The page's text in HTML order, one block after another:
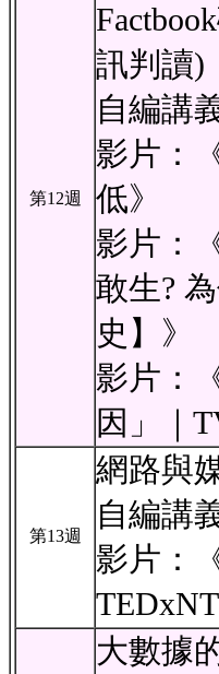
第12週
訊判讀)
自編講
影片：
低》
影片：
敢生?
史】》
影片：
因」｜
第13週
網路與
自編講
影片：
大數據